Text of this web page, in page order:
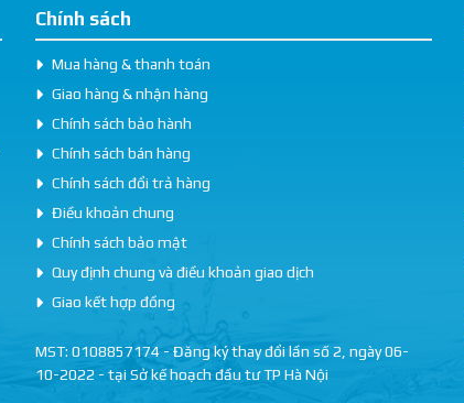
Chính sách
Mua hàng & thanh toán
Giao hàng & nhận hàng
Chính sách bảo hành
Chính sách bán hàng
Chính sách đổi trả hàng
Điều khoản chung
Chính sách bảo mật
Quy định chung và điều khoản giao dịch
Giao kết hợp đồng
MST: 0108857174 - Đăng ký thay đổi lần số 2, ngày 06-
10-2022 - tại Sở kế hoạch đầu tư TP Hà Nội